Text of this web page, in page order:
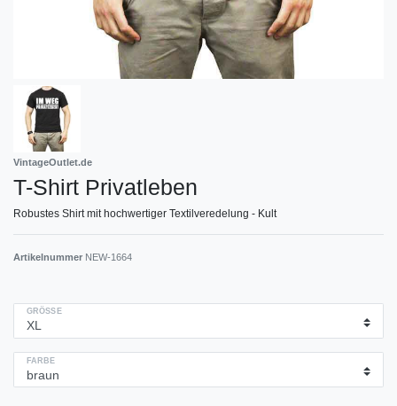
VintageOutlet.de
T-Shirt Privatleben
Robustes Shirt mit hochwertiger Textilveredelung - Kult
Artikelnummer NEW-1664
GRÖSSE
FARBE